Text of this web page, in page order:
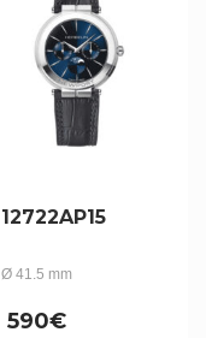
12722AP15
Ø 41.5 mm
590€